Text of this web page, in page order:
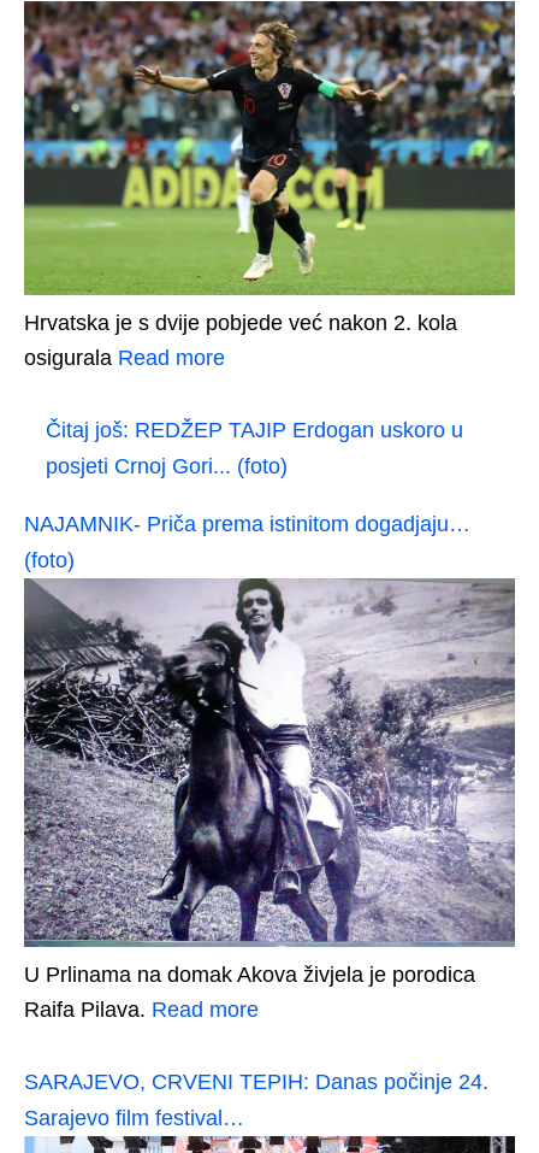
Hrvatska je s dvije pobjede već nakon 2. kola
osigurala Read more
Čitaj još: REDŽEP TAJIP Erdogan uskoro u
posjeti Crnoj Gori... (foto)
NAJAMNIK- Priča prema istinitom dogadjaju…
(foto)
U Prlinama na domak Akova živjela je porodica
Raifa Pilava. Read more
SARAJEVO, CRVENI TEPIH: Danas počinje 24.
Sarajevo film festival…